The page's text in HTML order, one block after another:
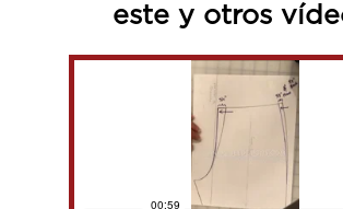
este y otros